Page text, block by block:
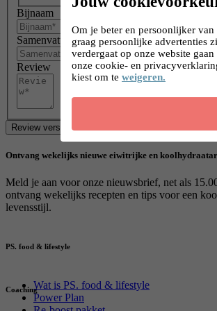
Om je beter en persoonlijker
graag persoonlijke advertenties
verdergaat op onze website
onze cookie- en
kiest om te weigeren.
Bijnaam
Samenvatting
Review
Review versturen
Ontvang wekelijks nieuwe eiwitrijke en
Meld je aan voor onze nieuwsbrief, net als
ontvang wekelijks recepten en tips voor een
levensstijl.
PS. food & lifestyle
Wat is PS. food & lifestyle
Power Plan
Coaching